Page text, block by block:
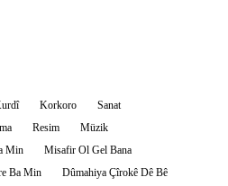
Korkoro
Sanat
Resim
Müzik
Min
Misafir Ol Gel Bana
Ba Min
Dûmahiya Çîrokê Dê Bê